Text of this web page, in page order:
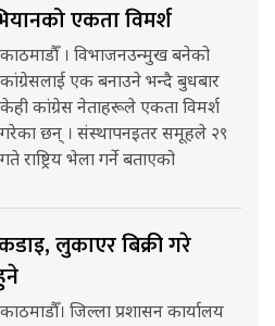
एकता विमर्श
काठमाडौँ । विभाजनउन्मुख बनेको
कांग्रेसलाई एक बनाउने भन्दै बुधबार
केही कांग्रेस नेताहरूले एकता विमर्श
गरेका छन् । संस्थापनइतर समूहले २९
गते राष्ट्रिय भेला गर्ने बताएको
लुकाएर बिक्री गरे
काठमाडौँ। जिल्ला प्रशासन कार्यालय